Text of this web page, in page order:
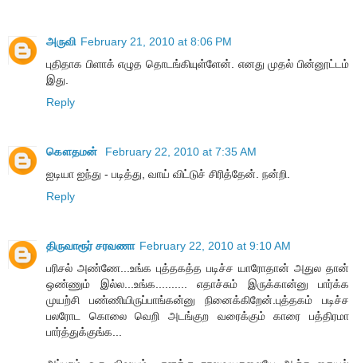
அருவி February 21, 2010 at 8:06 PM
புதிதாக பிளாக் எழுத தொடங்கியுள்ளேன். எனது முதல் பின்னூட்டம்
இது.
Reply
கௌதமன்
February 22, 2010 at 7:35 AM
ஐடியா ஐந்து - படித்து, வாய் விட்டுச் சிரித்தேன். நன்றி.
Reply
திருவாரூர் சரவணா February 22, 2010 at 9:10 AM
பரிசல் அண்ணே...உங்க புத்தகத்த படிச்ச யாரோதான் அதுல தான்
ஒண்ணும் இல்ல...உங்க.......... எதாச்சும் இருக்கான்னு பார்க்க
முயற்சி பண்ணியிருப்பாங்கன்னு நினைக்கிறேன்.புத்தகம் படிச்ச
பலரோட கொலை வெறி அடங்குற வரைக்கும் காரை பத்திரமா
பார்த்துக்குங்க...